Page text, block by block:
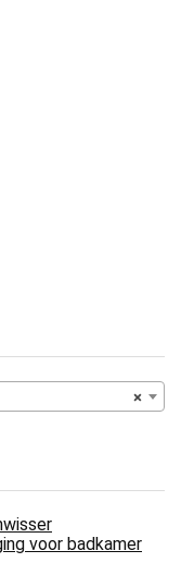
×
voor badkamer